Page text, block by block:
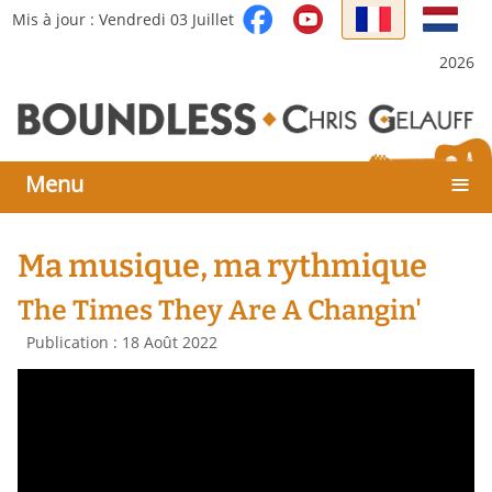
Sélectionnez votre langue
Mis à jour : Vendredi 03 Juillet
2026
Menu ≡
Ma musique, ma rythmique
The Times They Are A Changin'
Détails
Publication : 18 Août 2022